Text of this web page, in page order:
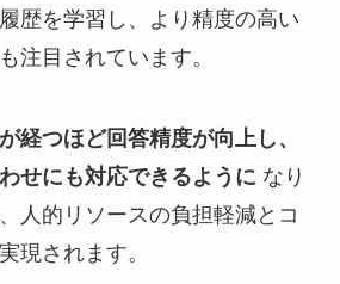
歴を学習し、より精度の高い
注目されています。
経つほど回答精度が向上し、
せにも対応できるように なり
人的リソースの負担軽減とコ
現されます。